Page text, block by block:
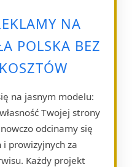
NA
POLSKA BEZ
na jasnym modelu:
Twojej strony
odcinamy się
prowizyjnych za
Każdy projekt